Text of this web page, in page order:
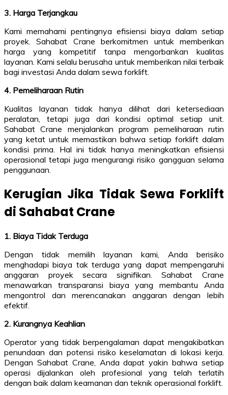
3. Harga Terjangkau
Kami memahami pentingnya efisiensi biaya dalam setiap
proyek. Sahabat Crane berkomitmen untuk memberikan
harga yang kompetitif tanpa mengorbankan kualitas
layanan. Kami selalu berusaha untuk memberikan nilai terbaik
bagi investasi Anda dalam sewa forklift.
4. Pemeliharaan Rutin
Kualitas layanan tidak hanya dilihat dari ketersediaan
peralatan, tetapi juga dari kondisi optimal setiap unit.
Sahabat Crane menjalankan program pemeliharaan rutin
yang ketat untuk memastikan bahwa setiap forklift dalam
kondisi prima. Hal ini tidak hanya meningkatkan efisiensi
operasional tetapi juga mengurangi risiko gangguan selama
penggunaan.
Kerugian Jika Tidak Sewa Forklift
di Sahabat Crane
1. Biaya Tidak Terduga
Dengan tidak memilih layanan kami, Anda berisiko
menghadapi biaya tak terduga yang dapat mempengaruhi
anggaran proyek secara signifikan. Sahabat Crane
menawarkan transparansi biaya yang membantu Anda
mengontrol dan merencanakan anggaran dengan lebih
efektif.
2. Kurangnya Keahlian
Operator yang tidak berpengalaman dapat mengakibatkan
penundaan dan potensi risiko keselamatan di lokasi kerja.
Dengan Sahabat Crane, Anda dapat yakin bahwa setiap
operasi dijalankan oleh profesional yang telah terlatih
dengan baik dalam keamanan dan teknik operasional forklift.